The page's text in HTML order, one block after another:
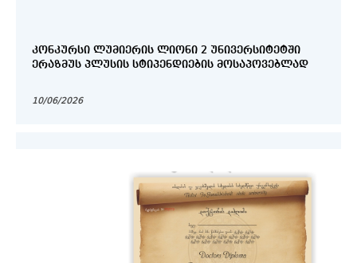
ᲙᲝᲜᲙᲣᲠᲡᲘ ᲚᲣᲛᲘᲔᲠᲘᲡ ᲚᲘᲝᲜᲘ 2 ᲣᲜᲘᲕᲔᲠᲡᲘᲢᲔᲢᲨᲘ
ᲔᲠᲐᲖᲛᲣᲡ ᲞᲚᲣᲡᲘᲡ ᲡᲢᲘᲞᲔᲜᲓᲘᲔᲑᲘᲡ ᲛᲝᲡᲐᲞᲝᲕᲔᲑᲚᲐᲓ
10/06/2026